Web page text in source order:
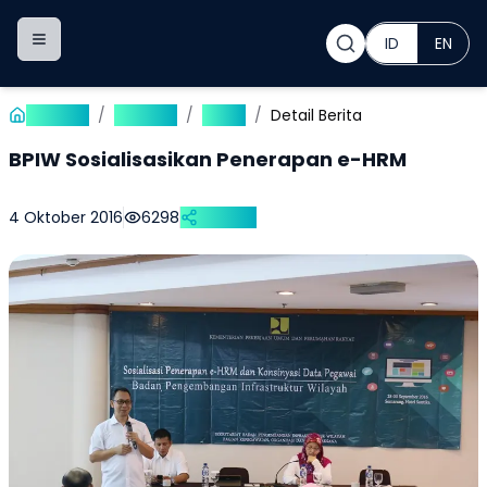
Toggle navigation menu ID EN
/ / / Detail Berita
BPIW Sosialisasikan Penerapan e-HRM
4 Oktober 2016 6298